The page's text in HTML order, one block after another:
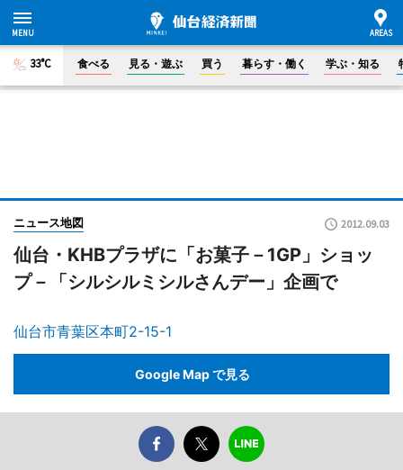
33°C 食べる 見る・遊ぶ 買う 暮らす・働く 学ぶ・知る
ニュース地図 2012.09.03
仙台・KHBプラザに「お菓子－1GP」ショッ
プ－「シルシルミシルさんデー」企画で
仙台市青葉区本町2-15-1
Google Map で見る